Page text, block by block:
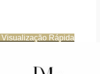
Visualização Rápida